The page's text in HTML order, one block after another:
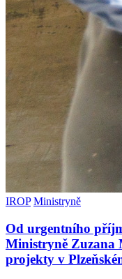
IROP Ministryně
Od urgentního
Ministryně Zuzana
projekty v